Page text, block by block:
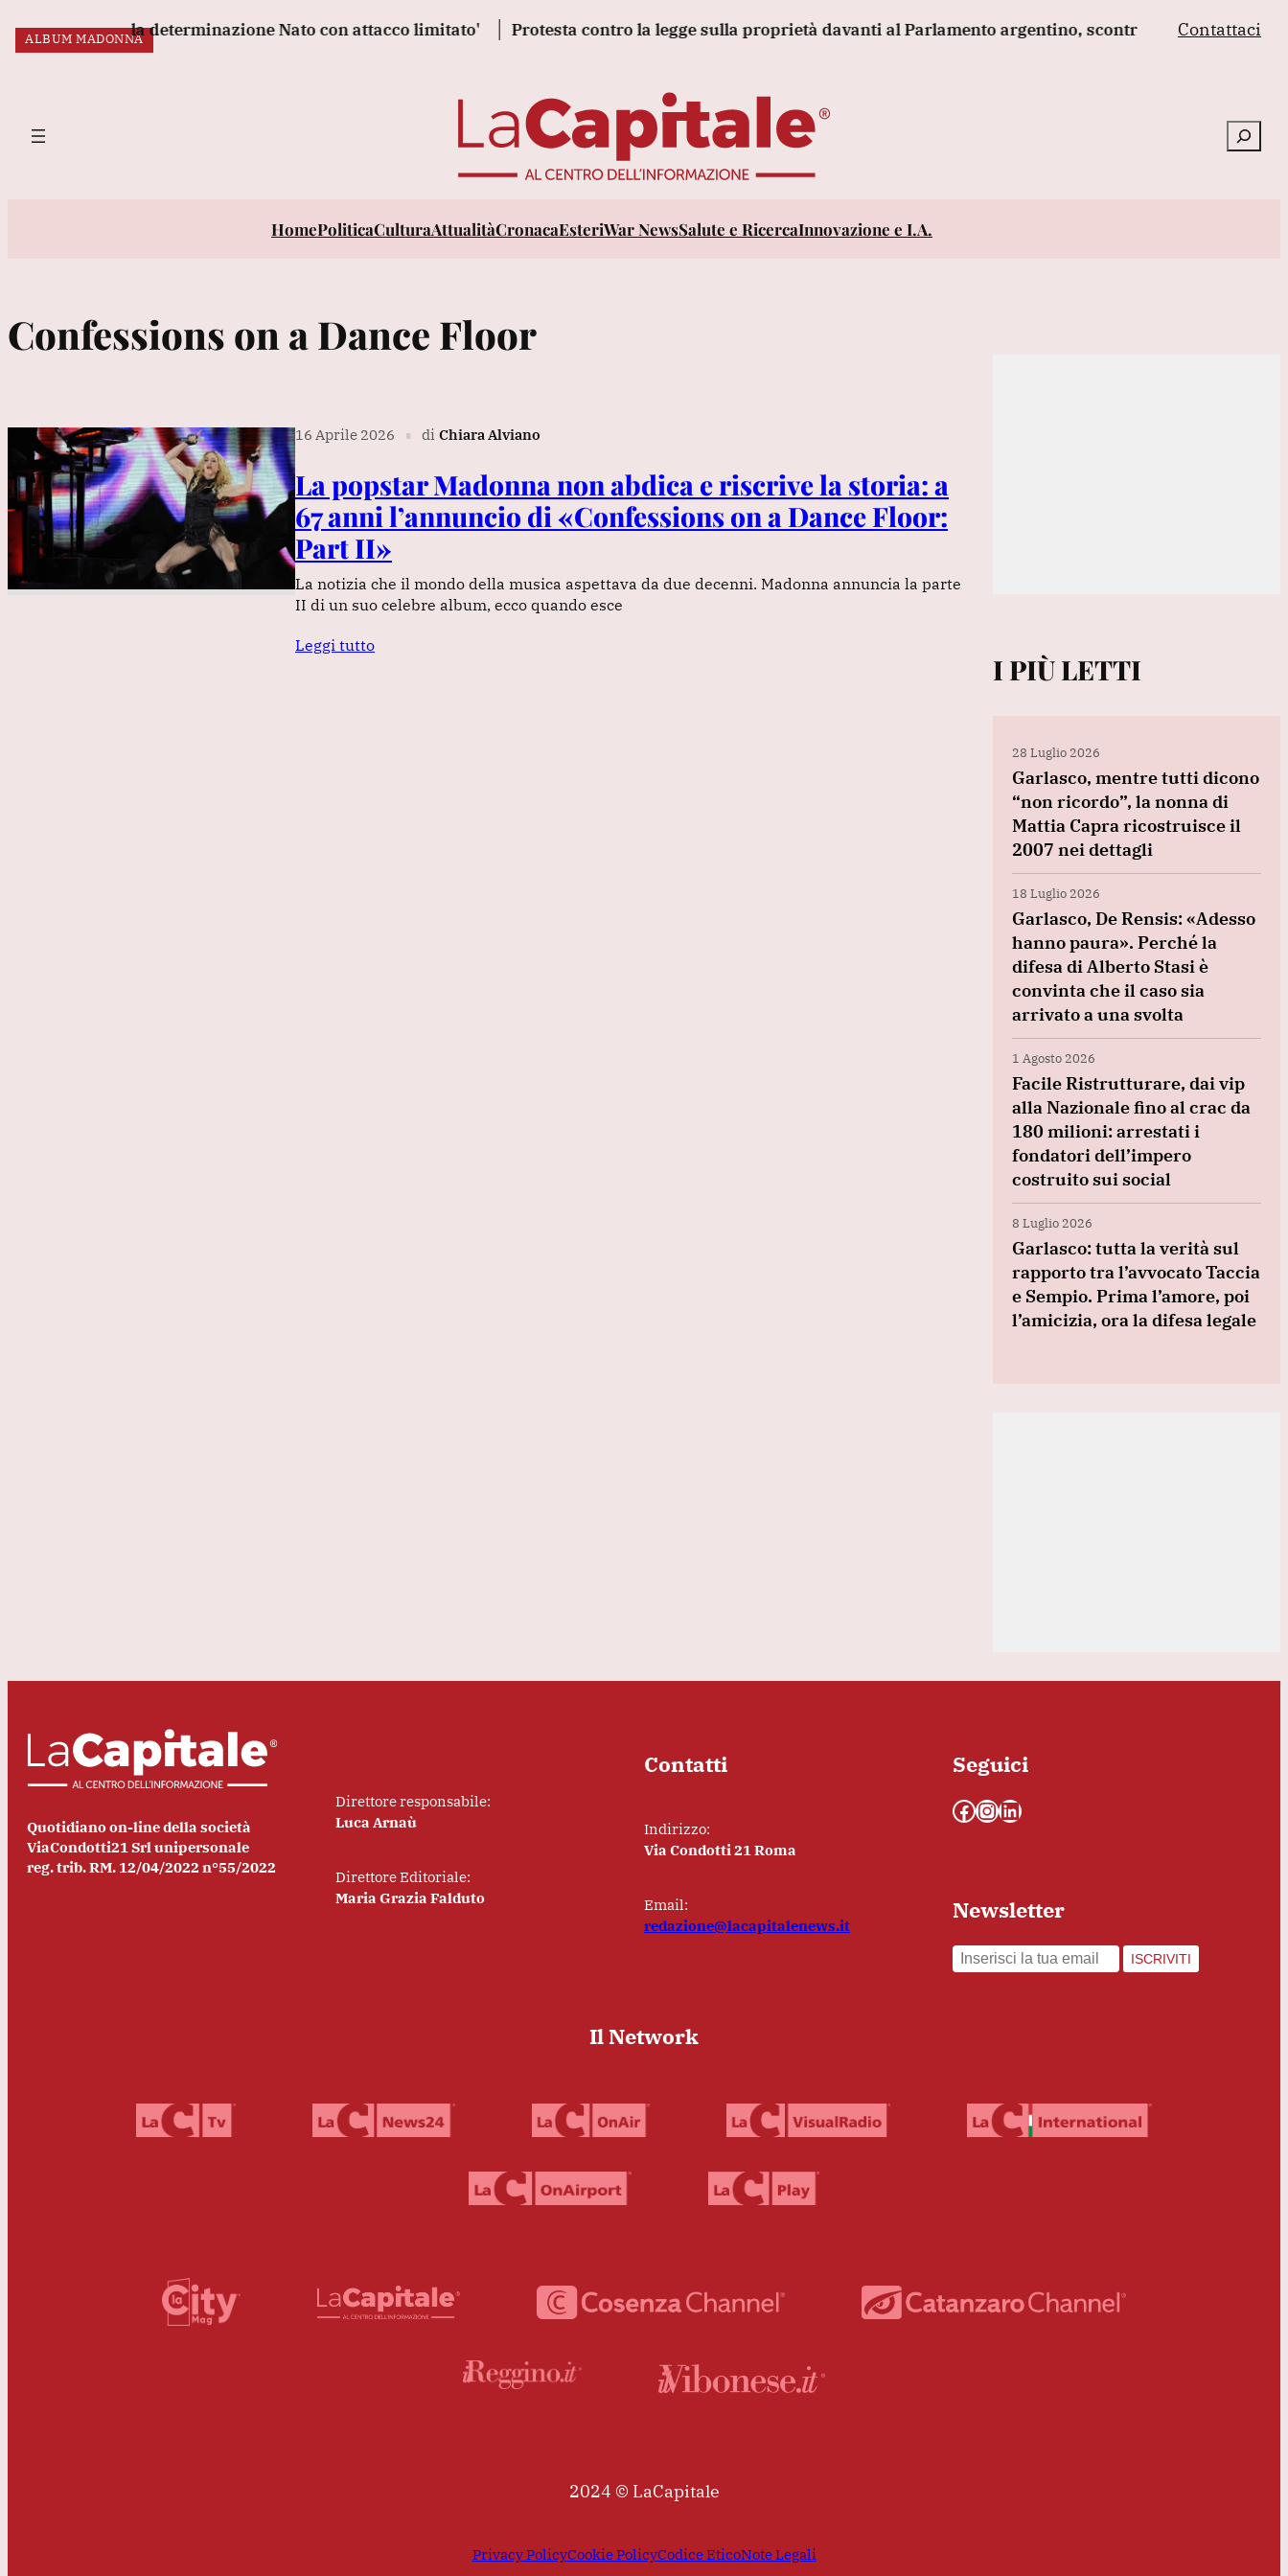
ULTIM’ORA:
testare la determinazione Nato con attacco limitato' Protesta contro la legge sulla proprietà davanti al Parlamento argentino, scontri Sanchez presiederà
Contattaci
Cerca
HomePoliticaCulturaAttualitàCronacaEsteriWar NewsSalute e RicercaInnovazione e I.A.
Confessions on a Dance Floor
ALBUM MADONNA
16 Aprile 2026 ∎ di Chiara Alviano
La popstar Madonna non abdica e riscrive la storia: a
67 anni l’annuncio di «Confessions on a Dance Floor:
Part II»
La notizia che il mondo della musica aspettava da due decenni. Madonna annuncia la parte
II di un suo celebre album, ecco quando esce
Leggi tutto
I PIÙ LETTI
28 Luglio 2026
Garlasco, mentre tutti dicono
“non ricordo”, la nonna di
Mattia Capra ricostruisce il
2007 nei dettagli
18 Luglio 2026
Garlasco, De Rensis: «Adesso
hanno paura». Perché la
difesa di Alberto Stasi è
convinta che il caso sia
arrivato a una svolta
1 Agosto 2026
Facile Ristrutturare, dai vip
alla Nazionale fino al crac da
180 milioni: arrestati i
fondatori dell’impero
costruito sui social
8 Luglio 2026
Garlasco: tutta la verità sul
rapporto tra l’avvocato Taccia
e Sempio. Prima l’amore, poi
l’amicizia, ora la difesa legale
Quotidiano on-line della società
ViaCondotti21 Srl unipersonale
reg. trib. RM. 12/04/2022 n°55/2022
Direttore responsabile:
Luca Arnaù
Direttore Editoriale:
Maria Grazia Falduto
Contatti
Indirizzo:
Via Condotti 21 Roma
Email:
redazione@lacapitalenews.it
Seguici
Facebook InstagramLinkedIn
Newsletter
ISCRIVITI
Il Network
2024 © LaCapitale
Privacy PolicyCookie PolicyCodice EticoNote Legali